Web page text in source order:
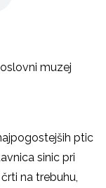
muzej
ptic
sinic pri
na trebuhu,